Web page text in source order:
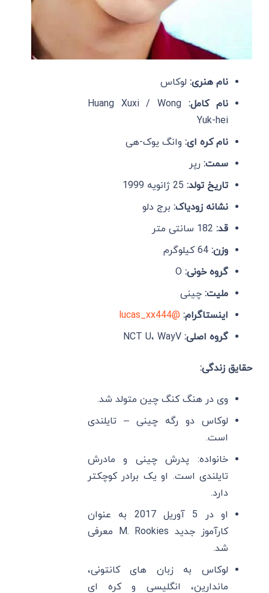
نام هنری: لوکاس
نام کامل: Huang Xuxi / Wong
Yuk-hei
نام کره ای: وانگ یوک-هی
سمت: رپر
تاریخ تولد:
نشانه زودیاک: برج دلو
قد:
وزن:
گروه خونی:
ملیت: چینی
اینستاگرام: @lucas_xx444
گروه اصلی:
حقایق زندگی:
وی در هنگ کنگ چین متولد شد.
لوکاس دو رگه چینی – تایلندی
است.
خانواده: پدرش چینی و مادرش
تایلندی است. او یک برادر کوچکتر
دارد.
او در 5 آوریل 2017 به عنوان
کارآموز جدید M. Rookies معرفی
شد.
لوکاس به زبان های کانتونی،
ماندارین، انگلیسی و کره ای